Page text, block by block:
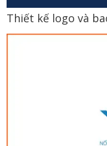
Thiết kế logo và